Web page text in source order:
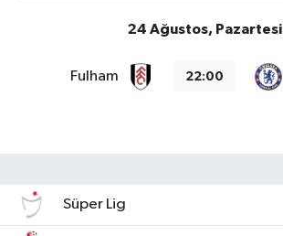
24 Ağustos, Pazartesi
Fulham 22:00
Süper Lig